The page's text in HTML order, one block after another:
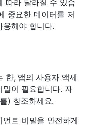
따라 달라질 수 있습
중요한 데이터를 저
용해야 합니다.
한, 앱의 사용자 액세
밀이 필요합니다. 자
) 참조하세요.
트 비밀을 안전하게